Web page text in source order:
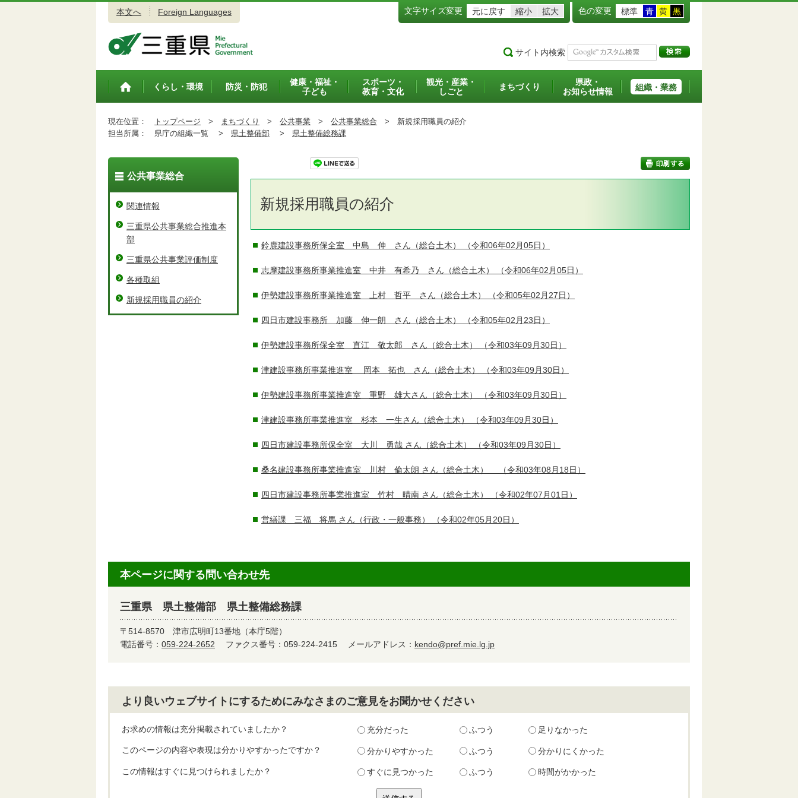
本文へ Foreign Languages 文字サイズ変更 元に戻す 縮小 拡大 色の変更 標準 青 黄 黒
サイト内検索
トップペ
くらし・環境 防災・防犯
健康・福祉・
子ども
スポーツ・
教育・文化
観光・産業・
しごと
まちづくり
県政・
お知らせ情報
組織・業務
現在位置： トップページ > まちづくり > 公共事業 > 公共事業総合 > 新規採用職員の紹介
担当所属：
県庁の組織一覧 > 県土整備部 > 県土整備総務課
新規採用職員の紹介
鈴鹿建設事務所保全室 中島 伸 さん（総合土木） （令和06年02月05日）
志摩建設事務所事業推進室 中井 有希乃 さん（総合土木） （令和06年02月05日）
伊勢建設事務所事業推進室 上村 哲平 さん（総合土木） （令和05年02月27日）
四日市建設事務所 加藤 伸一朗 さん（総合土木） （令和05年02月23日）
伊勢建設事務所保全室 直江 敬太郎 さん（総合土木） （令和03年09月30日）
津建設事務所事業推進室 岡本 拓也 さん（総合土木） （令和03年09月30日）
伊勢建設事務所事業推進室 重野 雄大さん（総合土木） （令和03年09月30日）
津建設事務所事業推進室 杉本 一生さん（総合土木） （令和03年09月30日）
四日市建設事務所保全室 大川 勇哉 さん（総合土木） （令和03年09月30日）
桑名建設事務所事業推進室 川村 倫太朗 さん（総合土木） （令和03年08月18日）
四日市建設事務所事業推進室 竹村 晴南 さん（総合土木） （令和02年07月01日）
営繕課 三福 将馬 さん（行政・一般事務） （令和02年05月20日）
公共事業総合
関連情報
三重県公共事業総合推進本
部
三重県公共事業評価制度
各種取組
新規採用職員の紹介
本ページに関する問い合わせ先
三重県 県土整備部 県土整備総務課
〒514-8570 津市広明町13番地（本庁5階）
電話番号： 059-224-2652 ファクス番号：059-224-2415 メールアドレス： kendo@pref.mie.lg.jp
より良いウェブサイトにするためにみなさまのご意見をお聞かせください
お求めの情報は充分掲載されていましたか？ 充分だった ふつう 足りなかった
このページの内容や表現は分かりやすかったですか？ 分かりやすかった ふつう 分かりにくかった
この情報はすぐに見つけられましたか？ すぐに見つかった ふつう 時間がかかった